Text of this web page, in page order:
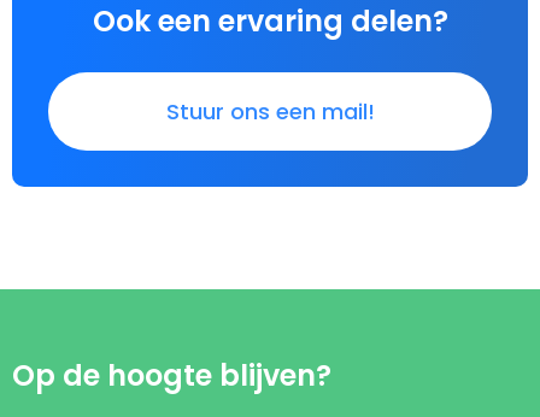
Ook een ervaring delen?
Stuur ons een mail!
Op de hoogte blijven?